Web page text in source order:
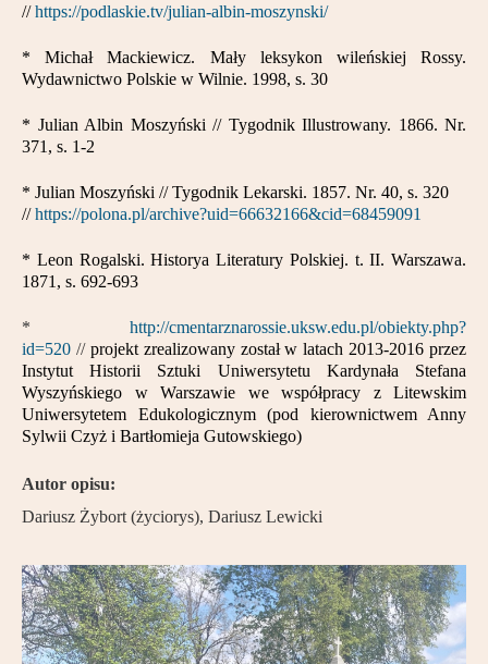
//https://podlaskie.tv/julian-albin-moszynski/
* Michał Mackiewicz. Mały leksykon wileńskiej Rossy.
Wydawnictwo Polskie w Wilnie. 1998, s. 30
* Julian Albin Moszyński // Tygodnik Illustrowany. 1866. Nr.
371, s. 1-2
* Julian Moszyński // Tygodnik Lekarski. 1857. Nr. 40, s. 320
//https://polona.pl/archive?uid=66632166&cid=68459091
* Leon Rogalski. Historya Literatury Polskiej. t. II. Warszawa.
1871, s. 692-693
* http://cmentarznarossie.uksw.edu.pl/obiekty.php?
id=520 // projekt zrealizowany został w latach 2013-2016 przez
Instytut Historii Sztuki Uniwersytetu Kardynała Stefana
Wyszyńskiego w Warszawie we współpracy z Litewskim
Uniwersytetem Edukologicznym (pod kierownictwem Anny
Sylwii Czyż i Bartłomieja Gutowskiego)
Autor opisu:
Dariusz Żybort (życiorys), Dariusz Lewicki